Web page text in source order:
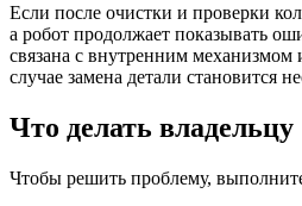
Если после очистки и проверки
а робот продолжает показывать
связана с внутренним
случае замена детали становится
Что делать владельцу
Чтобы решить проблему,